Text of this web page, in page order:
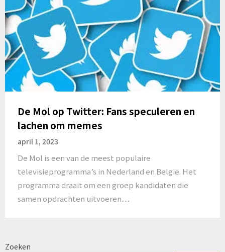
De Mol op Twitter: Fans speculeren en
lachen om memes
april 1, 2023
De Mol is een van de meest populaire
televisieprogramma’s in Nederland en België. Het
programma draait om een groep kandidaten die
samen opdrachten uitvoeren…
Zoeken